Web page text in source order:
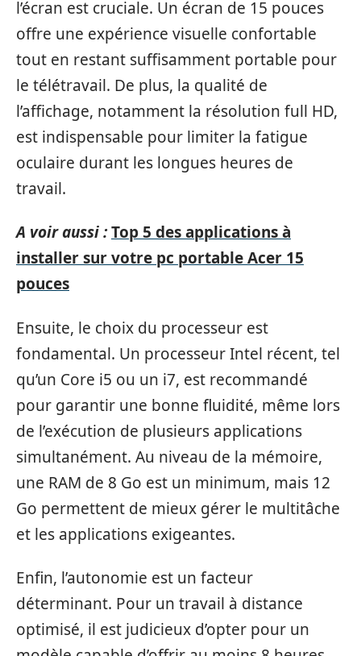
l’écran est cruciale. Un écran de 15 pouces
offre une expérience visuelle confortable
tout en restant suffisamment portable pour
le télétravail. De plus, la qualité de
l’affichage, notamment la résolution full HD,
est indispensable pour limiter la fatigue
oculaire durant les longues heures de
travail.
A voir aussi :Top 5 des applications à
installer sur votre pc portable Acer 15
pouces
Ensuite, le choix du processeur est
fondamental. Un processeur Intel récent, tel
qu’un Core i5 ou un i7, est recommandé
pour garantir une bonne fluidité, même lors
de l’exécution de plusieurs applications
simultanément. Au niveau de la mémoire,
une RAM de 8 Go est un minimum, mais 12
Go permettent de mieux gérer le multitâche
et les applications exigeantes.
Enfin, l’autonomie est un facteur
déterminant. Pour un travail à distance
optimisé, il est judicieux d’opter pour un